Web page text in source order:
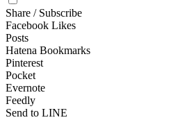
Share / Subscribe
Facebook Likes
Posts
Hatena Bookmarks
Pinterest
Pocket
Evernote
Feedly
Send to LINE